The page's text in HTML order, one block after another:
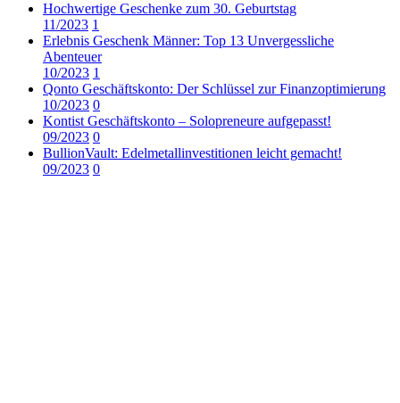
Hochwertige Geschenke zum 30. Geburtstag
11/2023 1
Erlebnis Geschenk Männer: Top 13 Unvergessliche
Abenteuer
10/2023 1
Qonto Geschäftskonto: Der Schlüssel zur Finanzoptimierung
10/2023 0
Kontist Geschäftskonto – Solopreneure aufgepasst!
09/2023 0
BullionVault: Edelmetallinvestitionen leicht gemacht!
09/2023 0